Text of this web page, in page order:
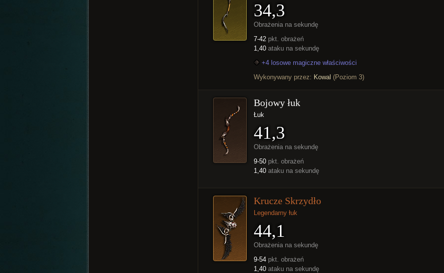
34,3
Obrażenia na sekundę
7-42 pkt. obrażeń
1,40 ataku na sekundę
+4 losowe magiczne właściwości
Wykonywany przez: Kowal (Poziom 3)
Bojowy łuk
Łuk
41,3
Obrażenia na sekundę
9-50 pkt. obrażeń
1,40 ataku na sekundę
Krucze Skrzydło
Legendarny łuk
44,1
Obrażenia na sekundę
9-54 pkt. obrażeń
1,40 ataku na sekundę